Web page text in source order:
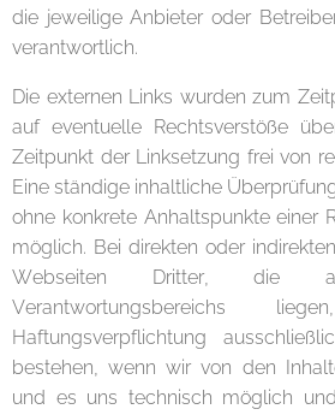
die jeweilige Anbieter oder
verantwortlich.
Die externen Links wurden zum
auf eventuelle Rechtsverstöße
Zeitpunkt der Linksetzung frei von
Eine ständige inhaltliche
ohne konkrete Anhaltspunkte einer
möglich. Bei direkten oder
Webseiten Dritter, die
Verantwortungsbereichs
Haftungsverpflichtung
bestehen, wenn wir von den
und es uns technisch möglich